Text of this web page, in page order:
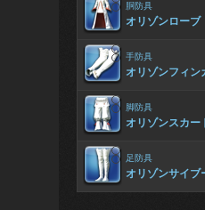
胴防具
オリゾンローブ
手防具
オリゾンフィン
脚防具
オリゾンスカー
足防具
オリゾンサイブ